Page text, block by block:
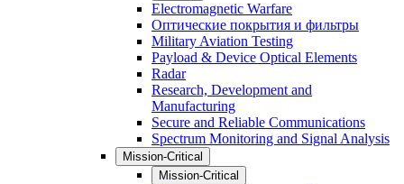
Electromagnetic Warfare
Оптические покрытия и фильтры
Military Aviation Testing
Payload & Device Optical Elements
Radar
Research, Development and
Manufacturing
Secure and Reliable Communications
Spectrum Monitoring and Signal Analysis
Mission-Critical
Mission-Critical